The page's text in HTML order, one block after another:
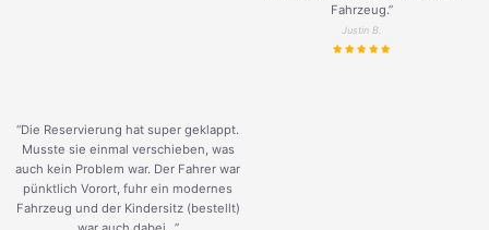
Fahrzeug.”
Justin B.
“Die Reservierung hat super geklappt.
Musste sie einmal verschieben, was
auch kein Problem war. Der Fahrer war
pünktlich Vorort, fuhr ein modernes
Fahrzeug und der Kindersitz (bestellt)